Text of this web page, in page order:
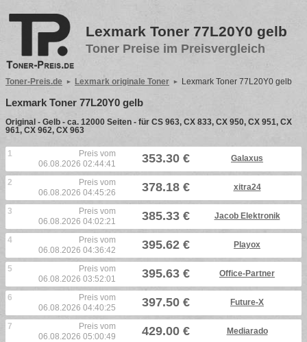
Lexmark Toner 77L20Y0 gelb
Toner Preise im Preisvergleich
Toner-Preis.de Lexmark originale Toner Lexmark Toner 77L20Y0 gelb
Lexmark Toner 77L20Y0 gelb
Original - Gelb - ca. 12000 Seiten - für CS 963, CX 833, CX 950, CX 951, CX
961, CX 962, CX 963
1
Preis vom
06.08.2026 02:44:41
353.30 € Galaxus
2
Preis vom
06.08.2026 04:45:26
378.18 € xitra24
3
Preis vom
06.08.2026 04:02:21
385.33 € Jacob Elektronik
4
Preis vom
06.08.2026 04:36:42
395.62 € Playox
5
Preis vom
06.08.2026 03:52:01
395.63 € Office-Partner
6
Preis vom
06.08.2026 04:40:25
397.50 € Future-X
7
Preis vom
06.08.2026 05:00:49
429.00 € Mediarado